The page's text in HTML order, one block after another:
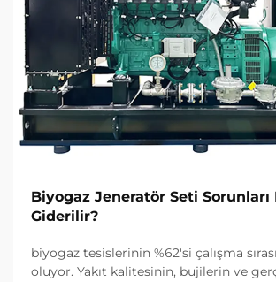
Biyogaz Jeneratör Seti Sorunları
Giderilir?
biyogaz tesislerinin %62'si çalışma
oluyor. Yakıt kalitesinin, bujilerin ve